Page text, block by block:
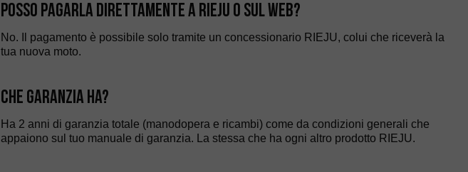
Posso pagarla direttamente a RIEJU o sul WEB?
No. Il pagamento è possibile solo tramite un concessionario RIEJU, colui che riceverà la
tua nuova moto.
Che garanzia ha?
Ha 2 anni di garanzia totale (manodopera e ricambi) come da condizioni generali che
appaiono sul tuo manuale di garanzia. La stessa che ha ogni altro prodotto RIEJU.